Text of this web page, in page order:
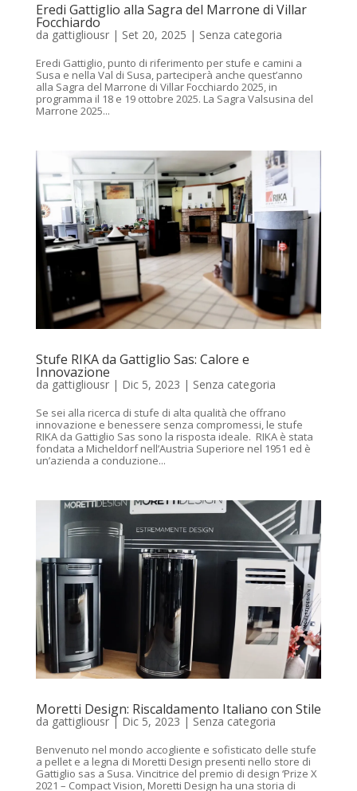
Eredi Gattiglio alla Sagra del Marrone di Villar
Focchiardo
da gattigliousr| Set 20, 2025 | Senza categoria
Eredi Gattiglio, punto di riferimento per stufe e camini a
Susa e nella Val di Susa, parteciperà anche quest’anno
alla Sagra del Marrone di Villar Focchiardo 2025, in
programma il 18 e 19 ottobre 2025. La Sagra Valsusina del
Marrone 2025...
Stufe RIKA da Gattiglio Sas: Calore e
Innovazione
da gattigliousr| Dic 5, 2023 | Senza categoria
Se sei alla ricerca di stufe di alta qualità che offrano
innovazione e benessere senza compromessi, le stufe
RIKA da Gattiglio Sas sono la risposta ideale. RIKA è stata
fondata a Micheldorf nell’Austria Superiore nel 1951 ed è
un’azienda a conduzione...
Moretti Design: Riscaldamento Italiano con Stile
da gattigliousr| Dic 5, 2023 | Senza categoria
Benvenuto nel mondo accogliente e sofisticato delle stufe
a pellet e a legna di Moretti Design presenti nello store di
Gattiglio sas a Susa. Vincitrice del premio di design ‘Prize X
2021 – Compact Vision, Moretti Design ha una storia di